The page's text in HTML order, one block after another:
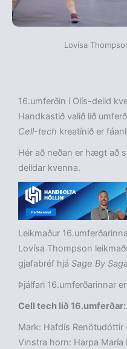
Lovísa
16.umferðin í Olís-deild
Handkastið valið lið
Cell-tech kreatínið er
Hér að neðan er hægt að
deildar kvenna.
Leikmaður
Lovísa Thompson
gjafabréf hjá Sage By
Þjálfari 16.umferðarinnar
Cell tech lið 16.umferðar:
Mark: Hafdís Renötudóttir
Vinstra horn: Harpa